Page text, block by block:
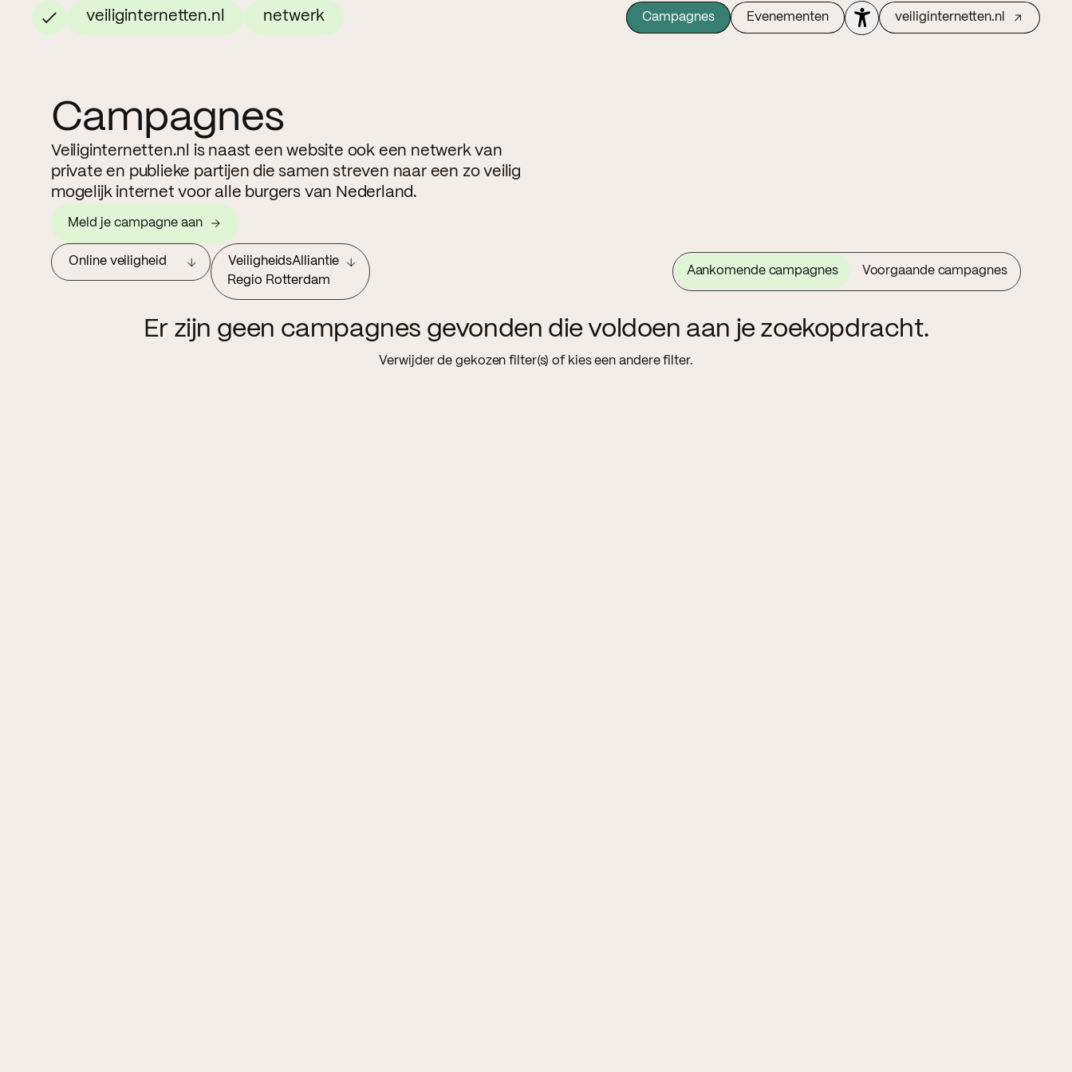
veiliginternetten.nl netwerk Campagnes Evenementen veiliginternetten.nl
Campagnes
Veiliginternetten.nl is naast een website ook een netwerk van
private en publieke partijen die samen streven naar een zo veilig
mogelijk internet voor alle burgers van Nederland.
Meld je campagne aan
Online veiligheid
VeiligheidsAlliantie
Regio Rotterdam
Aankomende campagnes Voorgaande campagnes
Er zijn geen campagnes gevonden die voldoen aan je zoekopdracht.
Verwijder de gekozen filter(s) of kies een andere filter.